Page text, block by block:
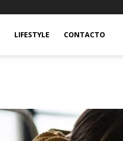
LIFESTYLE CONTACTO